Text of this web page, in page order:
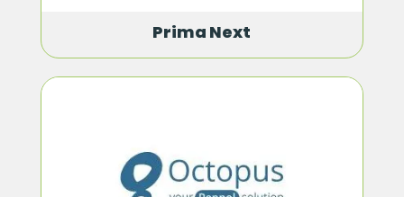
Prima Next